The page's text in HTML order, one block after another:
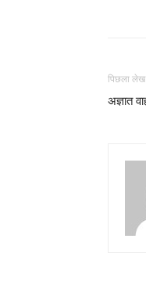
पिछला लेख
अज्ञात